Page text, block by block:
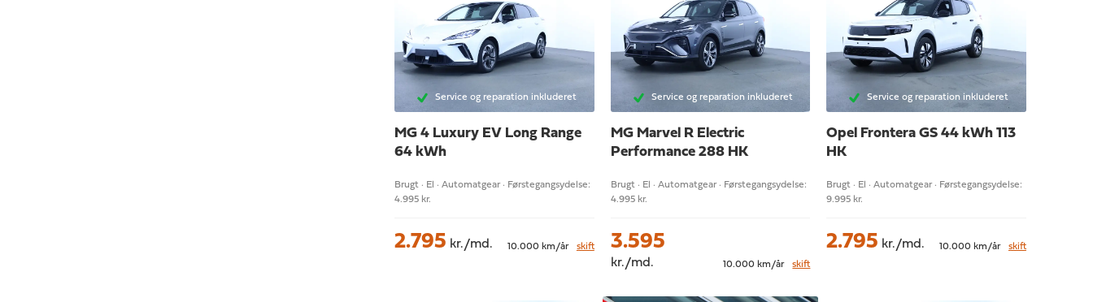
Service og reparation inkluderet
MG 4 Luxury EV Long Range
64 kWh
Brugt · El · Automatgear · Førstegangsydelse:
4.995 kr.
2.795 kr./md. 10.000 km/år skift
Service og reparation inkluderet
MG Marvel R Electric
Performance 288 HK
Brugt · El · Automatgear · Førstegangsydelse:
4.995 kr.
3.595
kr./md. 10.000 km/år skift
Service og reparation inkluderet
Opel FronteraGS 44 kWh 113
HK
Brugt · El · Automatgear · Førstegangsydelse:
9.995 kr.
2.795 kr./md. 10.000 km/år skift